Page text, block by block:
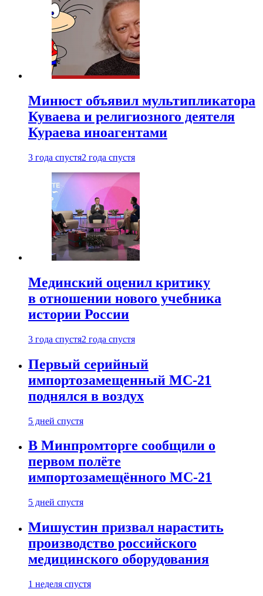
Минюст объявил мультипликатора
Куваева и религиозного деятеля
Кураева иноагентами
3 года спустя2 года спустя
Мединский оценил критику
в отношении нового учебника
истории России
3 года спустя2 года спустя
Первый серийный
импортозамещенный МС-21
поднялся в воздух
5 дней спустя
В Минпромторге сообщили о
первом полёте
импортозамещённого МС-21
5 дней спустя
Мишустин призвал нарастить
производство российского
медицинского оборудования
1 неделя спустя